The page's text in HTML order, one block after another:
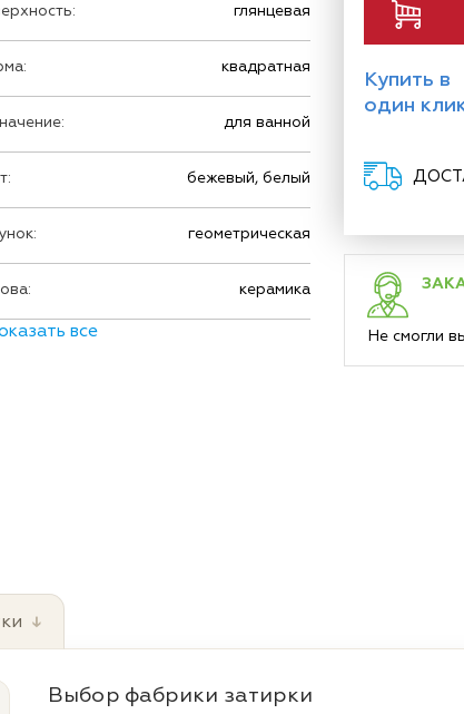
глянцевая
квадратная
для ванной
бежевый, белый
геометрическая
керамика
все
Купить в
один
Не смогли
↓
Выбор фабрики затирки